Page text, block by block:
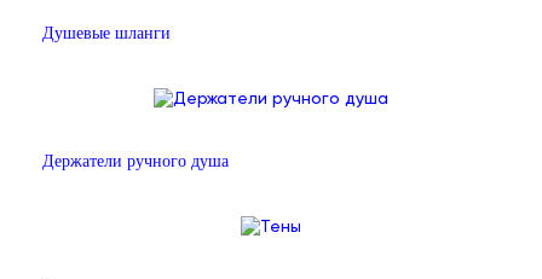
Душевые шланги
Держатели ручного душа